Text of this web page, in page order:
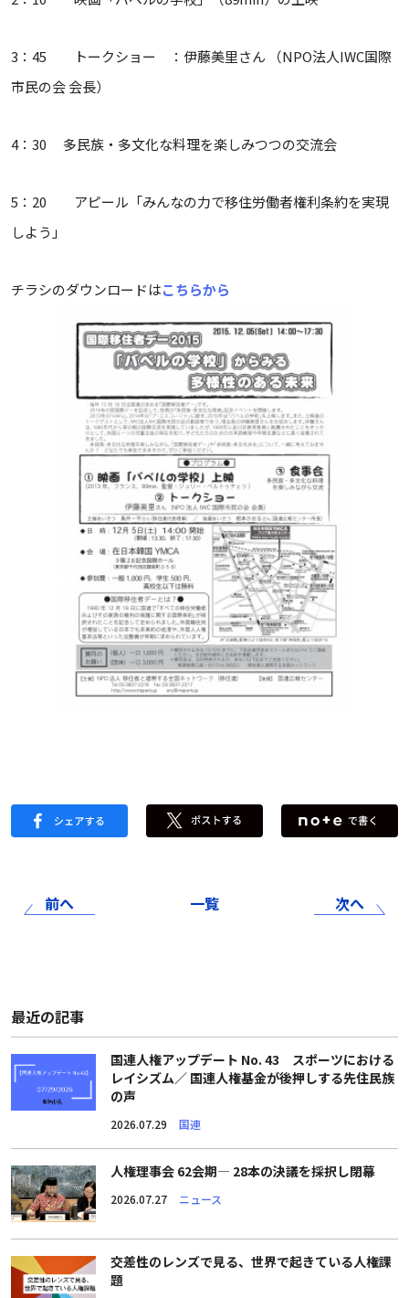
3：45 トークショー ：伊藤美里さん （NPO法人IWC国際
市民の会 会長）
4：30 多民族・多文化な料理を楽しみつつの交流会
5：20 アピール「みんなの力で移住労働者権利条約を実現
しよう」
チラシのダウンロードはこちらから
前へ 一覧 次へ
最近の記事
国連人権アップデート No. 43 スポーツにおける
レイシズム／ 国連人権基金が後押しする先住民族
の声
2026.07.29 国連
人権理事会 62会期― 28本の決議を採択し閉幕
2026.07.27 ニュース
交差性のレンズで見る、世界で起きている人権課
題